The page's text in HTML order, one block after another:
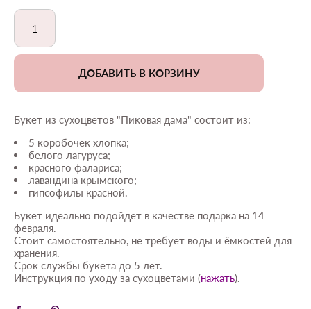
ДОБАВИТЬ В КОРЗИНУ
Букет из сухоцветов "Пиковая дама" состоит из:
5 коробочек хлопка;
белого лагуруса;
красного фалариса;
лавандина крымского;
гипсофилы красной.
Букет идеально подойдет в качестве подарка на 14
февраля.
Стоит самостоятельно, не требует воды и ёмкостей для
хранения.
Срок службы букета до 5 лет.
Инструкция по уходу за сухоцветами (нажать).